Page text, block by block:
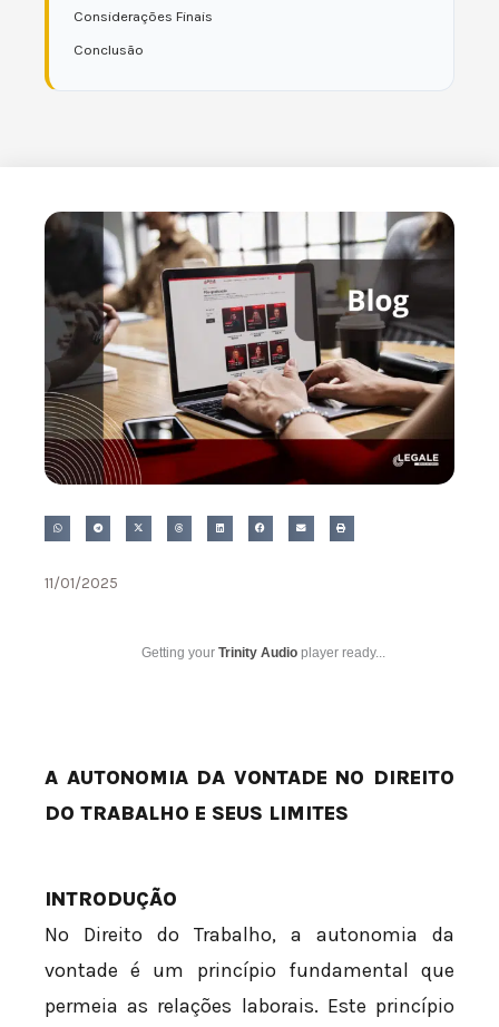
Considerações Finais
Conclusão
11/01/2025
Getting your Trinity Audio player ready...
A AUTONOMIA DA VONTADE NO DIREITO
DO TRABALHO E SEUS LIMITES
INTRODUÇÃO
No Direito do Trabalho, a autonomia da
vontade é um princípio fundamental que
permeia as relações laborais. Este princípio